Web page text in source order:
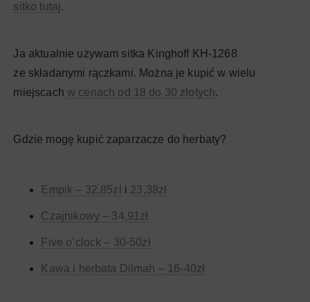
sitko tutaj.
Ja aktualnie używam sitka Kinghoff KH-1268
ze składanymi rączkami. Można je kupić w wielu
miejscach w cenach od 18 do 30 złotych.
Gdzie mogę kupić zaparzacze do herbaty?
Empik – 32,85zł i 23,38zł
Czajnikowy – 34,91zł
Five o’clock – 30-50zł
Kawa i herbata Dilmah – 16-40zł